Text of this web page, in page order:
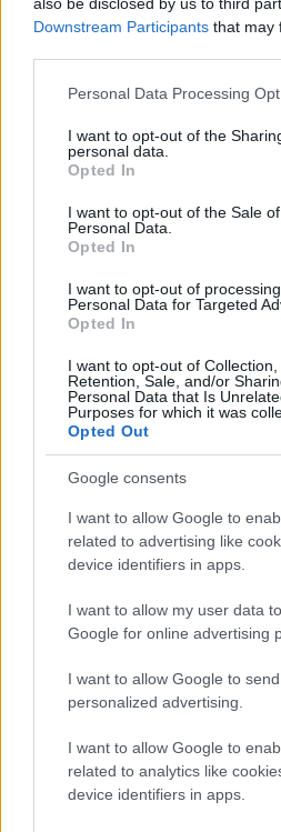
Downstream Participants that may
Please note that this website/app
not limited to your visit or usage
grant or deny consent to Google
use your data for below specified
consent section.
Personal Data Processing
I want to opt-out of the
personal data.
Opted In
I want to opt-out of the Sale
Personal Data.
Opted In
I want to opt-out of
Personal Data for Targeted
Opted In
I want to opt-out of Collection,
Retention, Sale, and/or
Personal Data that Is
Purposes for which it was
Opted Out
Google consents
I want to allow Google to
related to advertising like
device identifiers in apps.
I want to allow my user data
Google for online advertising
I want to allow Google to
personalized advertising.
I want to allow Google to
related to analytics like
device identifiers in apps.
ENERGIATAKARÉKOSSÁG:
A GYŐRI AUDI ETO KC
Az energiaellátás tehermentesítése
előrébb hozták a Brest Bretagne
kezdését.
HÉTVÉGÉN RENDEZIK MEG A
ESKÜVŐT
Jubileumi fogadalom megerősítés,